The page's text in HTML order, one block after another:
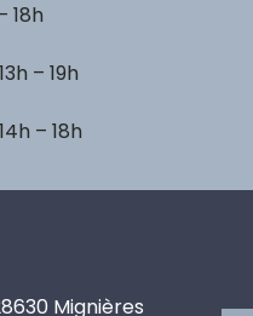
18h
– 19h
– 18h
Mignières